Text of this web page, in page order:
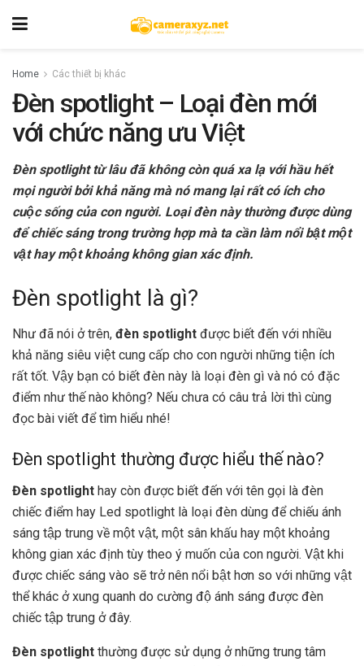
Home Các thiết bị khác
Đèn spotlight – Loại đèn mới
với chức năng ưu Việt
Đèn spotlight từ lâu đã không còn quá xa lạ với hầu hết
mọi người bởi khả năng mà nó mang lại rất có ích cho
cuộc sống của con người. Loại đèn này thường được dùng
để chiếc sáng trong trường hợp mà ta cần làm nổi bật một
vật hay một khoảng không gian xác định.
Đèn spotlight là gì?
Như đã nói ở trên, đèn spotlight được biết đến với nhiều
khả năng siêu việt cung cấp cho con người những tiện ích
rất tốt. Vậy bạn có biết đèn này là loại đèn gì và nó có đặc
điểm như thế nào không? Nếu chưa có câu trả lời thì cùng
đọc bài viết để tìm hiểu nhé!
Đèn spotlight thường được hiểu thế nào?
Đèn spotlight hay còn được biết đến với tên gọi là đèn
chiếc điểm hay Led spotlight là loại đèn dùng để chiếu ánh
sáng tập trung về một vật, một sân khấu hay một khoảng
không gian xác định tùy theo ý muốn của con người. Vật khi
được chiếc sáng vào sẽ trở nên nổi bật hơn so với những vật
thể khác ở xung quanh do cường độ ánh sáng được đèn
chiếc tập trung ở đây.
Đèn spotlight thường được sử dụng ở những trung tâm